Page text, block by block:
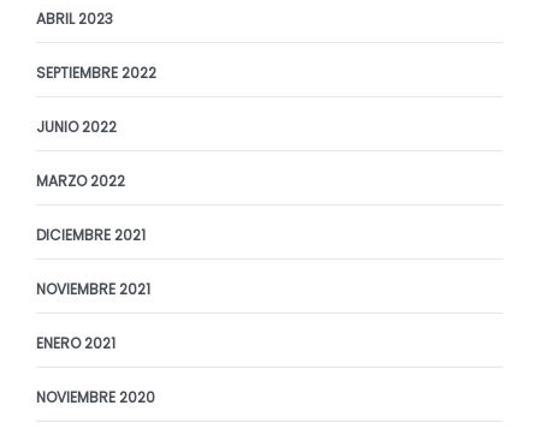
ABRIL 2023
SEPTIEMBRE 2022
JUNIO 2022
MARZO 2022
DICIEMBRE 2021
NOVIEMBRE 2021
ENERO 2021
NOVIEMBRE 2020